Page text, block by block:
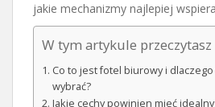
jakie mechanizmy najlepiej
W tym artykule przeczytasz
Co to jest fotel biurowy i
wybrać?
Jakie cechy powinien mieć